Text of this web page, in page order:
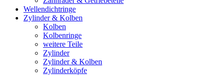
Wellendichtringe
Zylinder & Kolben
Kolben
Kolbenringe
weitere Teile
Zylinder
Zylinder & Kolben
Zylinderköpfe